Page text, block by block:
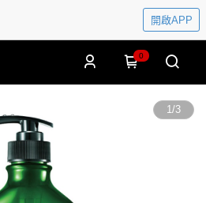
開啟APP
0
1/3